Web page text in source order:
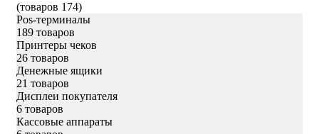
(товаров 174)
Pos-терминалы
189 товаров
Принтеры чеков
26 товаров
Денежные ящики
21 товаров
Дисплеи покупателя
6 товаров
Кассовые аппараты